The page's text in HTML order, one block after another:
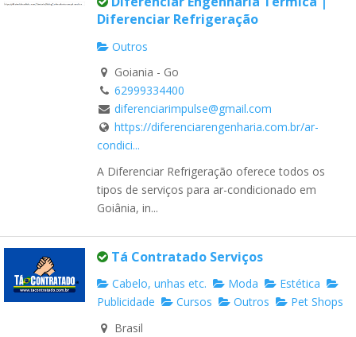
Diferenciar Refrigeração
Outros
Goiania - Go
62999334400
diferenciarimpulse@gmail.com
https://diferenciarengenharia.com.br/ar-
condici...
A Diferenciar Refrigeração oferece todos os
tipos de serviços para ar-condicionado em
Goiânia, in...
Tá Contratado Serviços
Cabelo, unhas etc. Moda
Estética
Publicidade
Cursos Outros
Pet Shops
Brasil